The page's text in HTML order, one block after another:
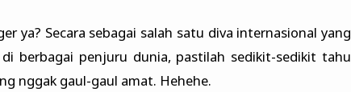
ya? Secara sebagai salah satu diva internasional yang
berbagai penjuru dunia, pastilah sedikit-sedikit tahu
nggak gaul-gaul amat. Hehehe.